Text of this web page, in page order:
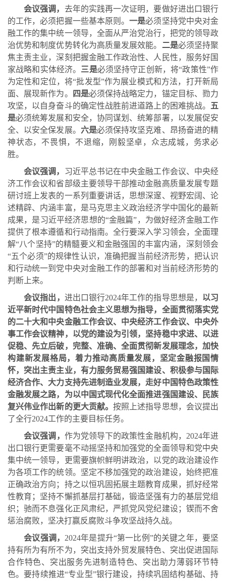
会议强调， 去年的实践再一次证明，要做好进出口银行
的工作，必须把握一些基本原则。一是必须坚持党中央对金
融工作的集中统一领导，全面从严治党治行，把党的领导政
治优势和制度优势转化为高质量发展效能。 二是必须坚持聚
焦主责主业，深刻把握金融工作政治性、人民性，服务好国
家战略和实体经济。 三是必须坚持守正创新，将“政策性”作
为定性和定位，将“批发型”作为展业模式和方法，打开新局
面、展现新作为。
四是必须保持战略定力，锚定目标、勠力
攻坚，以自身奋斗的确定性战胜前进道路上的困难挑战。
五
是必须统筹发展和安全，协同谋划、统筹部署，以发展促安
全、以安全保发展。 六是必须保持攻坚克难、昂扬奋进的精
神状态，不畏惧，不退缩，刚毅坚卓，众志成城，务求必
胜。
会议强调，
习近平总书记在中央金融工作会议、中央经
济工作会议和省部级主要领导干部推动金融高质量发展专题
研讨班上发表的一系列重要讲话，思想深邃、视野宏阔、论
述精辟、内涵丰富，是马克思主义政治经济学中国化的最新
成果，是习近平经济思想的“金融篇”，为做好经济金融工作
提供了根本遵循和行动指南。全行要深入学习领会，全面理
解“八个坚持”的精髓要义和金融强国的丰富内涵，深刻领会
“五个必须”的规律性认识，准确把握当前经济形势，把认识
和行动统一到党中央对金融工作的部署和对当前经济形势的
判断上来。
会议指出， 进出口银行2024年工作的指导思想是， 以习
近平新时代中国特色社会主义思想为指导，全面贯彻落实党
的二十大和中央金融工作会议、中央经济工作会议、中央外
事工作会议精神，以党的建设为引领，坚持稳中求进、以进
促稳、先立后破，完整、准确、全面贯彻新发展理念，加快
构建新发展格局，着力推动高质量发展，坚定金融报国情
怀，突出主责主业，有力服务贸易强国建设、积极参与国际
经济合作、大力支持先进制造业发展，走好中国特色政策性
金融发展之路，为以中国式现代化全面推进强国建设、民族
复兴伟业作出新的更大贡献。按照上述指导思想，会议提出
了全行2024工作的主要目标任务。
会议强调， 作为党领导下的政策性金融机构， 2024年进
出口银行更需要毫不动摇坚持和加强党的全面领导和党中央
集中统一领导，更需要旗帜鲜明讲政治，以党的政治建设作
为各项工作的统领。坚定不移加强党的政治建设，始终把准
正确政治方向；持之以恒巩固拓展主题教育成果，抓好经常
性教育；坚持不懈抓基层打基础，锻造坚强有力的基层党组
织；驰而不息强化正风肃纪，严抓党风党纪建设；锲而不舍
惩治腐败，坚决打赢反腐败斗争攻坚战持久战。
会议强调， 2024年是提升“第一比例”的关键之年，要坚
持有所为有所不为，突出支持外贸发展特色、突出促进国际
合作特色、突出服务先进制造特色、突出助力薄弱环节特
色。要持续推进“专业型”银行建设，持续巩固结构基础、持